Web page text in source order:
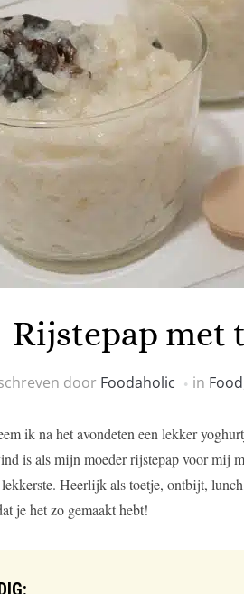
Rijstepap
door Foodaholic in Food
ik na het avondeten een lekker
is als mijn moeder rijstepap voor mij
Heerlijk als toetje, ontbijt,
je het zo gemaakt hebt!